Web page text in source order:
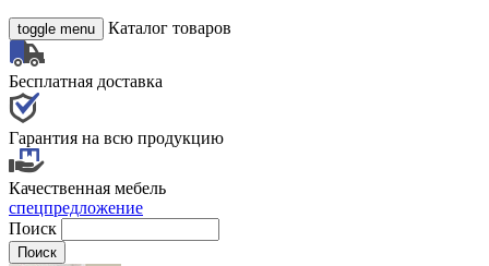
toggle menu Каталог товаров
Бесплатная доставка
Гарантия на всю продукцию
Качественная мебель
спецпредложение
Поиск